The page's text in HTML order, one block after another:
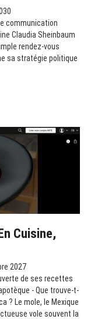
communication
Claudia Sheinbaum
rendez-vous
sa stratégie politique
Cuisine,
2027
de ses recettes
- Que trouve-t-
? Le mole, le Mexique
vole souvent la